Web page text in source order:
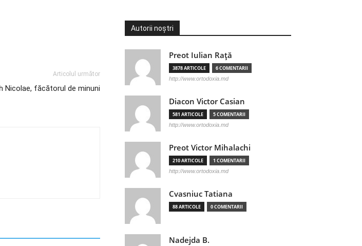
Articolul următor
Nicolae, făcătorul de minuni
Autorii noștri
Preot Iulian Raţă
3878 ARTICOLE 6 COMENTARII
http://www.ortodoxia.md
Diacon Victor Casian
581 ARTICOLE 5 COMENTARII
http://www.ortodoxia.md
Preot Victor Mihalachi
210 ARTICOLE 1 COMENTARII
http://www.ortodoxia.md
Cvasniuc Tatiana
88 ARTICOLE 0 COMENTARII
Nadejda B.